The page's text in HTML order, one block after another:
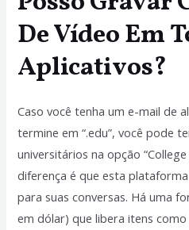
De Vídeo Em
Aplicativos?
Caso você tenha um e-mail de
termine em “.edu”, você pode
universitários na opção
diferença é que esta
para suas conversas. Há uma
em dólar) que libera itens